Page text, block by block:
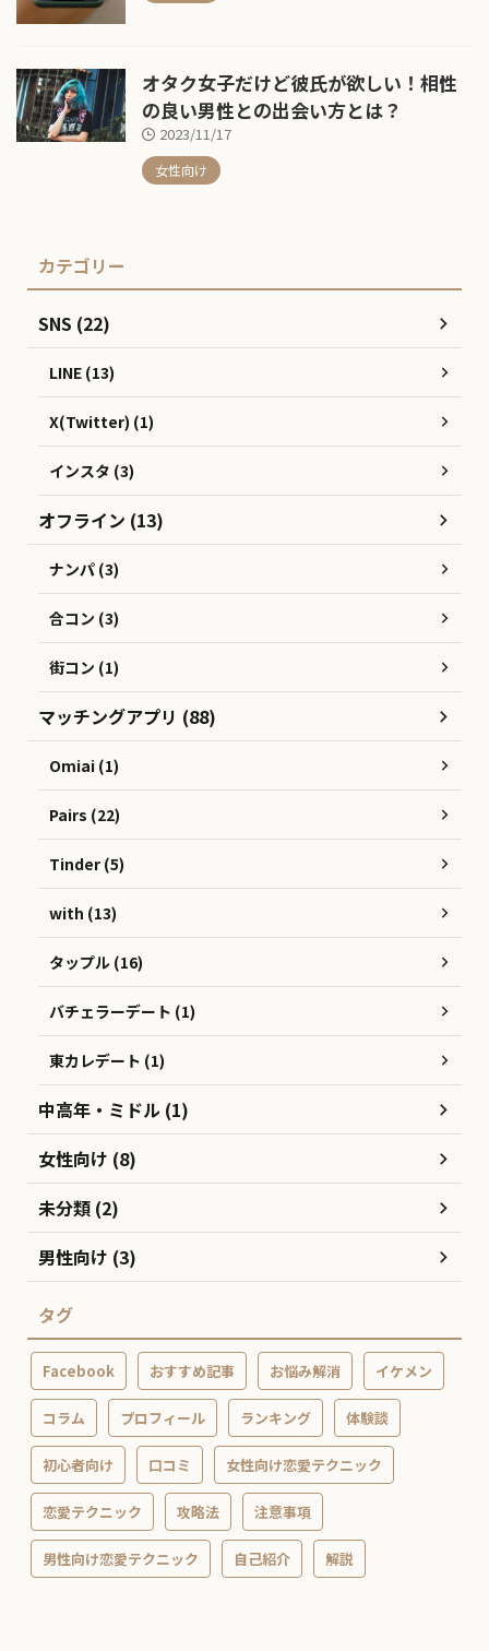
オタク女子だけど彼氏が欲しい！相性
の良い男性との出会い方とは？
2023/11/17
女性向け
カテゴリー
SNS (22)
LINE (13)
X(Twitter) (1)
インスタ (3)
オフライン (13)
ナンパ (3)
合コン (3)
街コン (1)
マッチングアプリ (88)
Omiai (1)
Pairs (22)
Tinder (5)
with (13)
タップル (16)
バチェラーデート (1)
東カレデート (1)
中高年・ミドル (1)
女性向け (8)
未分類 (2)
男性向け (3)
タグ
Facebook おすすめ記事 お悩み解消 イケメン
コラム プロフィール ランキング 体験談
初心者向け 口コミ 女性向け恋愛テクニック
恋愛テクニック 攻略法 注意事項
男性向け恋愛テクニック 自己紹介 解説